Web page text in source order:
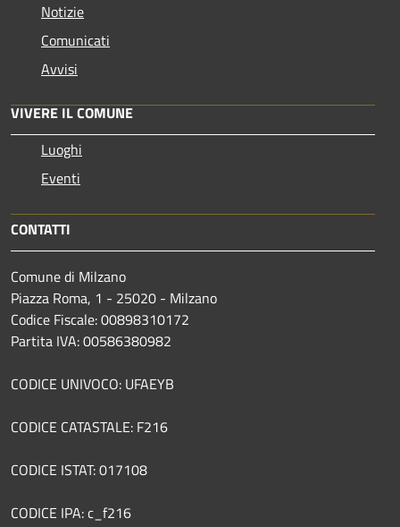
Notizie
Comunicati
Avvisi
VIVERE IL COMUNE
Luoghi
Eventi
CONTATTI
Comune di Milzano
Piazza Roma, 1 - 25020 - Milzano
Codice Fiscale: 00898310172
Partita IVA: 00586380982
CODICE UNIVOCO: UFAEYB
CODICE CATASTALE: F216
CODICE ISTAT: 017108
CODICE IPA: c_f216